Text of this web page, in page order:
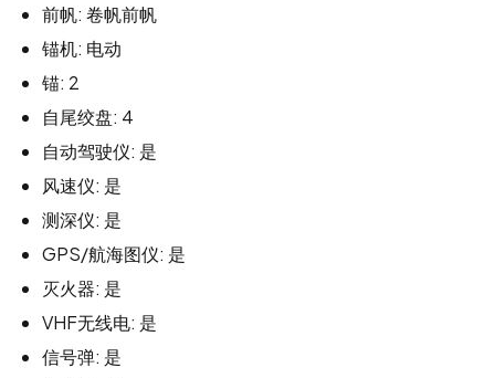
前帆: 卷帆前帆
锚机: 电动
锚: 2
自尾绞盘: 4
自动驾驶仪: 是
风速仪: 是
测深仪: 是
GPS/航海图仪: 是
灭火器: 是
VHF无线电: 是
信号弹: 是